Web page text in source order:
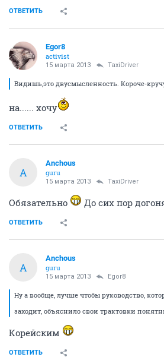
ОТВЕТИТЬ
Egor8
activist
15 марта 2013 TaxiDriver
Видишь,это двусмысленность. Короче-
на...... хочу
ОТВЕТИТЬ
A
Anchous
guru
15 марта 2013 TaxiDriver
Обязательно До сих пор
ОТВЕТИТЬ
A
Anchous
guru
15 марта 2013 Egor8
Ну а вообще, лучше чтобы руководство,
заходит, объяснило свои трактовки
Корейским
ОТВЕТИТЬ